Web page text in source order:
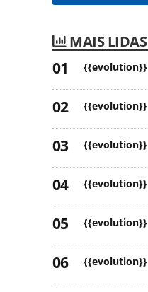
MAIS LIDAS
{{evolution}}
{{evolution}}
{{evolution}}
{{evolution}}
{{evolution}}
{{evolution}}